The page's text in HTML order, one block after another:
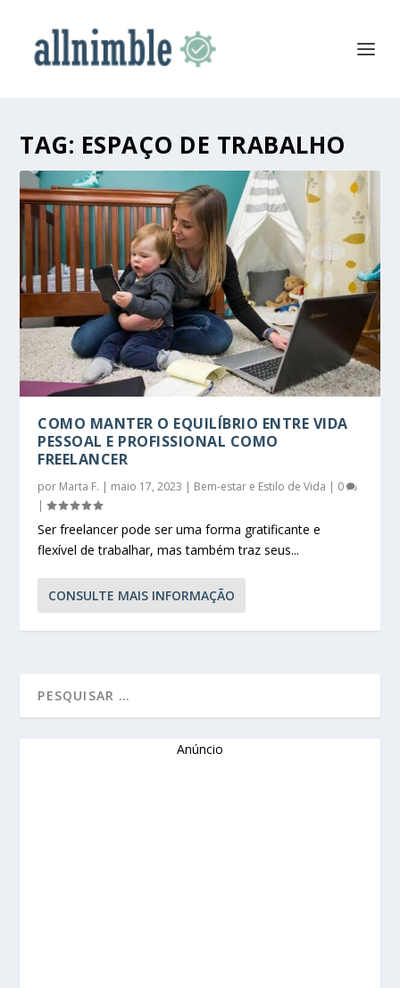
TAG: ESPAÇO DE TRABALHO
COMO MANTER O EQUILÍBRIO ENTRE VIDA
PESSOAL E PROFISSIONAL COMO
FREELANCER
por Marta F. | maio 17, 2023 | Bem-estar e Estilo de Vida | 0
|
Ser freelancer pode ser uma forma gratificante e
flexível de trabalhar, mas também traz seus...
CONSULTE MAIS INFORMAÇÃO
Anúncio